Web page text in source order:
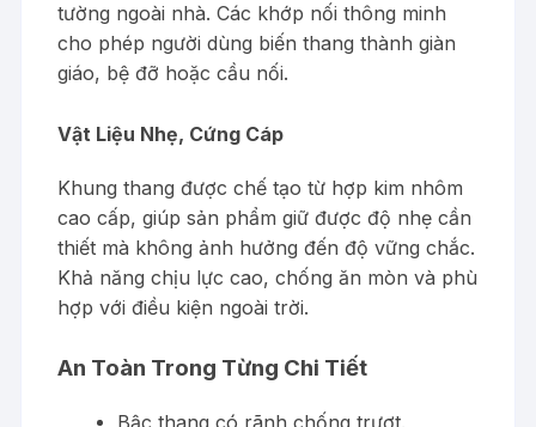
tường ngoài nhà. Các khớp nối thông minh
cho phép người dùng biến thang thành giàn
giáo, bệ đỡ hoặc cầu nối.
Vật Liệu Nhẹ, Cứng Cáp
Khung thang được chế tạo từ hợp kim nhôm
cao cấp, giúp sản phẩm giữ được độ nhẹ cần
thiết mà không ảnh hưởng đến độ vững chắc.
Khả năng chịu lực cao, chống ăn mòn và phù
hợp với điều kiện ngoài trời.
An Toàn Trong Từng Chi Tiết